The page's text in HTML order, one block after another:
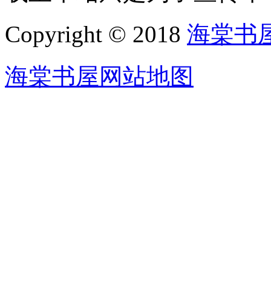
Copyright © 2018 海棠书
海棠书屋网站地图